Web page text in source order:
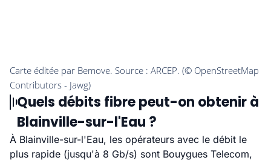
Quels débits fibre peut-on obtenir à
Blainville-sur-l'Eau ?
À Blainville-sur-l'Eau, les opérateurs avec le débit le
plus rapide (jusqu'à 8 Gb/s) sont Bouygues Telecom,